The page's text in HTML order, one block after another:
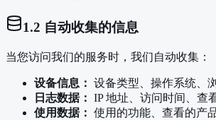
1.2 自动收集的信息
当您访问我们的服务时，我们自动收集：
设备信息： 设备类型、操作系统、
日志数据： IP 地址、访问时间、查
使用数据： 使用的功能、查看的产